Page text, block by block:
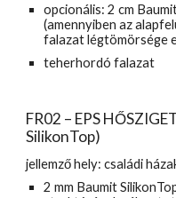
opcionális: 2 cm
(amennyiben az
falazat légtömörsége
teherhordó falazat
FR02 – EPS
SilikonTop)
jellemző hely: családi
2 mm Baumit